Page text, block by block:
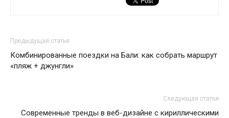
Предыдущая статья
Комбинированные поездки на Бали: как собрать маршрут
«пляж + джунгли»
Следующая статья
Современные тренды в веб-дизайне с кириллическими